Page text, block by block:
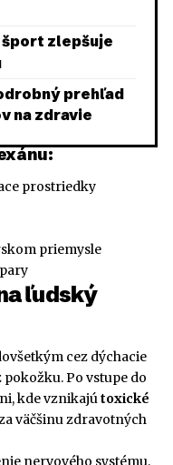
zlepšuje
prehľad
na zdravie
prostriedky
priemysle
ľudský
cez dýchacie
pokožku. Po vstupe do
kde vznikajútoxické
väčšinu zdravotných
nervového systému,